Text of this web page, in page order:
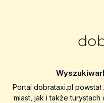
Portal dobrataxi.pl
miast, jak i także